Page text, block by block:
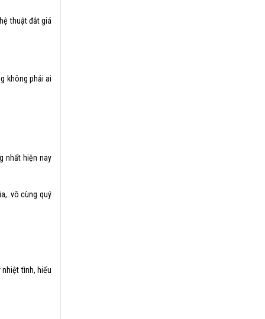
thuật đắt giá
không phải ai
nhất hiện nay
cùng quý
tình, hiếu